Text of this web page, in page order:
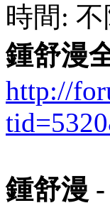
時間: 不
鍾舒漫
http://
鍾舒漫